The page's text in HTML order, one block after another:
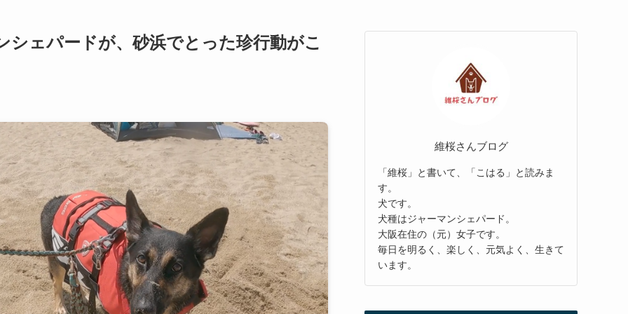
シェパードが、砂浜でとった珍行動がこ
維桜さんブログ
「維桜」と書いて、「こはる」と読みま
す。
犬です。
犬種はジャーマンシェパード。
大阪在住の（元）女子です。
毎日を明るく、楽しく、元気よく、生きて
います。